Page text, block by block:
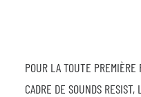
POUR LA TOUTE PREMIÈRE
CADRE DE SOUNDS